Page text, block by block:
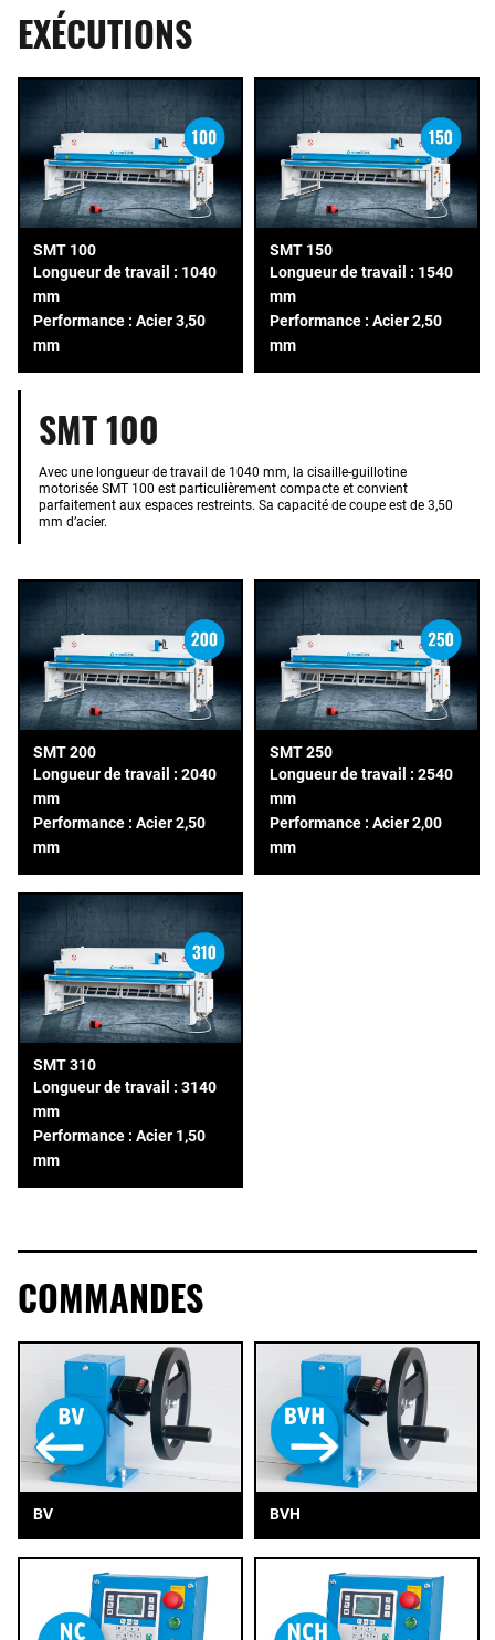
EXÉCUTIONS
SMT 100
Longueur de travail : 1040
mm
Performance : Acier 3,50
mm
SMT 150
Longueur de travail : 1540
mm
Performance : Acier 2,50
mm
SMT 100
Avec une longueur de travail de 1040 mm, la cisaille-guillotine
motorisée SMT 100 est particulièrement compacte et convient
parfaitement aux espaces restreints. Sa capacité de coupe est de 3,50
mm d’acier.
SMT 200
Longueur de travail : 2040
mm
Performance : Acier 2,50
mm
SMT 250
Longueur de travail : 2540
mm
Performance : Acier 2,00
mm
SMT 310
Longueur de travail : 3140
mm
Performance : Acier 1,50
mm
COMMANDES
BV BVH